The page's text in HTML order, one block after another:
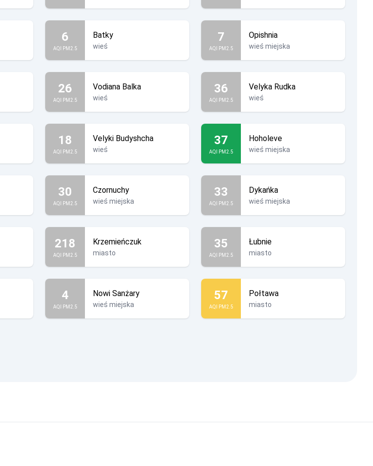
6
AQI PM2.5
Batky
wieś
7
AQI PM2.5
Opishnia
wieś miejska
26
AQI PM2.5
Vodiana Balka
wieś
36
AQI PM2.5
Velyka Rudka
wieś
18
AQI PM2.5
Velyki Budyshcha
wieś
37
AQI PM2.5
Hoholeve
wieś miejska
30
AQI PM2.5
Czornuchy
wieś miejska
33
AQI PM2.5
Dykańka
wieś miejska
218
AQI PM2.5
Krzemieńczuk
miasto
35
AQI PM2.5
Łubnie
miasto
4
AQI PM2.5
Nowi Sanżary
wieś miejska
57
AQI PM2.5
Połtawa
miasto